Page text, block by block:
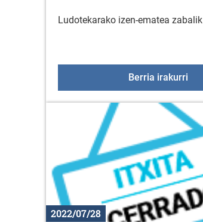
Ludotekarako izen-ematea zabalik
Berria irakurri
2022/07/28